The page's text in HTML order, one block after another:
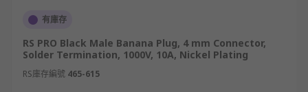
有庫存
RS PRO Black Male Banana Plug, 4 mm Connector,
Solder Termination, 1000V, 10A, Nickel Plating
RS庫存編號 465-615